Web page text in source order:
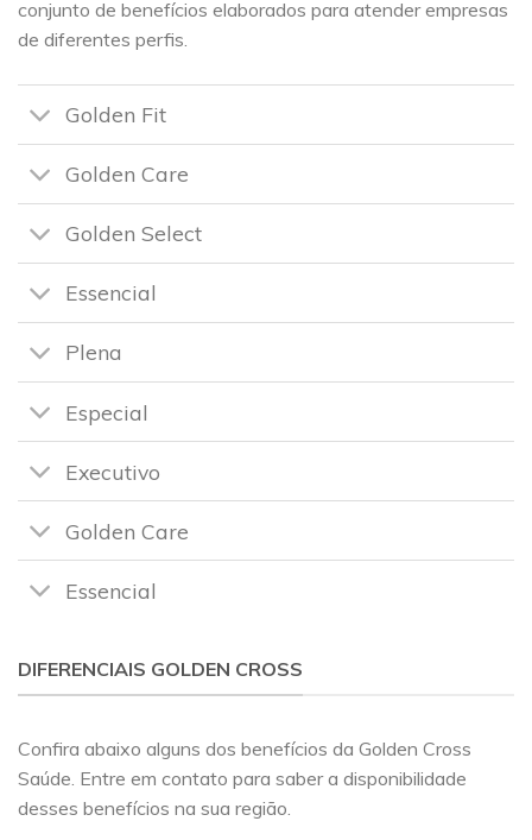
conjunto de benefícios elaborados para atender empresas
de diferentes perfis.
Golden Fit
Golden Care
Golden Select
Essencial
Plena
Especial
Executivo
Golden Care
Essencial
DIFERENCIAIS GOLDEN CROSS
Confira abaixo alguns dos benefícios da Golden Cross
Saúde. Entre em contato para saber a disponibilidade
desses benefícios na sua região.